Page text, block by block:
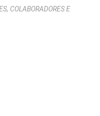
COLABORADORES E